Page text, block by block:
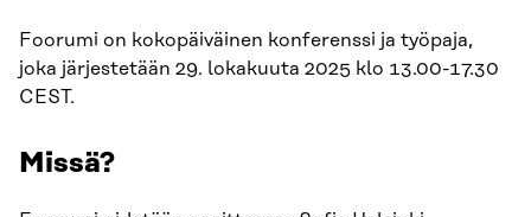
Foorumi on kokopäiväinen konferenssi ja työpaja,
joka järjestetään 29. lokakuuta 2025 klo 13.00-17.30
CEST.
Missä?